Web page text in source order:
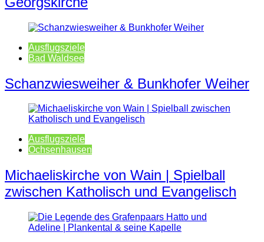
Ausflugsziele
Bad Waldsee
Schanzwiesweiher & Bunkhofer Weiher
Ausflugsziele
Ochsenhausen
Michaeliskirche von Wain | Spielball
zwischen Katholisch und Evangelisch